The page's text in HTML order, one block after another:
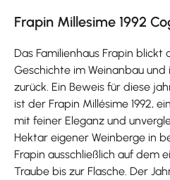
Frapin Millesime 1992
Das Familienhaus Frapin
Geschichte im Weinanbau
zurück. Ein Beweis für diese
ist der Frapin Millésime 1992,
mit feiner Eleganz und
Hektar eigener Weinberge in
Frapin ausschließlich auf dem
Traube bis zur Flasche. Der